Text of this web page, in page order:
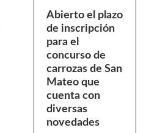
Abierto el plazo
de inscripción
para el
concurso de
carrozas de San
Mateo que
cuenta con
diversas
novedades